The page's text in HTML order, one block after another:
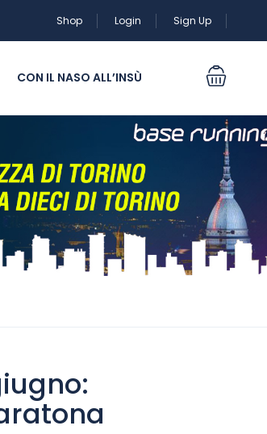
Shop Login Sign Up
CON IL NASO ALL’INSÙ